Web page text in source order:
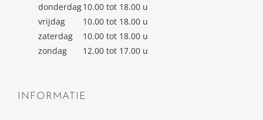
donderdag10.00 tot 18.00 u
vrijdag
10.00 tot 18.00 u
zaterdag
10.00 tot 18.00 u
zondag
12.00 tot 17.00 u
INFORMATIE